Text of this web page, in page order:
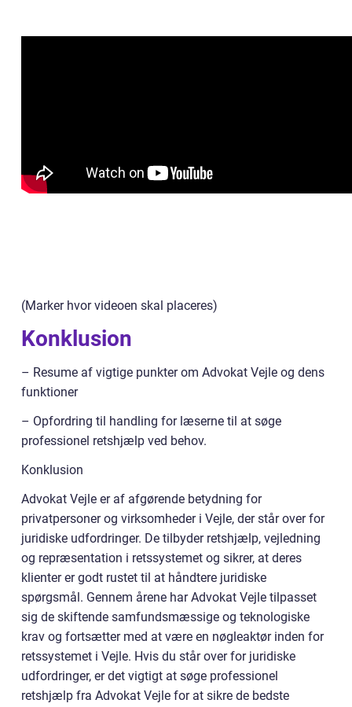
(Marker hvor videoen skal placeres)
Konklusion
– Resume af vigtige punkter om Advokat Vejle og dens
funktioner
– Opfordring til handling for læserne til at søge
professionel retshjælp ved behov.
Konklusion
Advokat Vejle er af afgørende betydning for
privatpersoner og virksomheder i Vejle, der står over for
juridiske udfordringer. De tilbyder retshjælp, vejledning
og repræsentation i retssystemet og sikrer, at deres
klienter er godt rustet til at håndtere juridiske
spørgsmål. Gennem årene har Advokat Vejle tilpasset
sig de skiftende samfundsmæssige og teknologiske
krav og fortsætter med at være en nøgleaktør inden for
retssystemet i Vejle. Hvis du står over for juridiske
udfordringer, er det vigtigt at søge professionel
retshjælp fra Advokat Vejle for at sikre de bedste